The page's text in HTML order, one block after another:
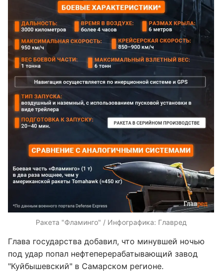
Ракета "Фламинго" / Инфографика: Главред
Глава государства добавил, что минувшей ночью
под удар попал нефтеперерабатывающий завод
"Куйбышевский" в Самарском регионе.